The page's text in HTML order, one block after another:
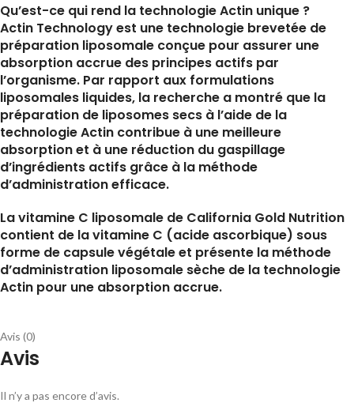
Qu’est-ce qui rend la technologie Actin unique ?
Actin Technology est une technologie brevetée de
préparation liposomale conçue pour assurer une
absorption accrue des principes actifs par
l’organisme. Par rapport aux formulations
liposomales liquides, la recherche a montré que la
préparation de liposomes secs à l’aide de la
technologie Actin contribue à une meilleure
absorption et à une réduction du gaspillage
d’ingrédients actifs grâce à la méthode
d’administration efficace.
La vitamine C liposomale de California Gold Nutrition
contient de la vitamine C (acide ascorbique) sous
forme de capsule végétale et présente la méthode
d’administration liposomale sèche de la technologie
Actin pour une absorption accrue.
Avis (0)
Avis
Il n’y a pas encore d’avis.